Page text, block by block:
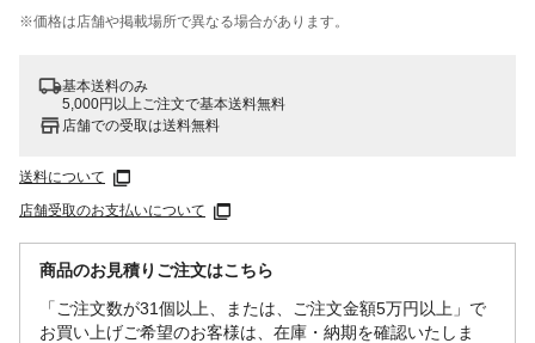
※価格は​店舗や​掲載場所で​異なる​場合が​あります。
基本送料のみ
5,000円以上ご注文で基本送料無料
店舗での受取は送料無料
送料について
店舗受取のお支払いについて
商品のお見積りご注文はこちら
「ご注文数が31個以上、または、ご注文金額5万円以上」で
お買い上げご希望のお客様は、在庫・納期を確認いたしま